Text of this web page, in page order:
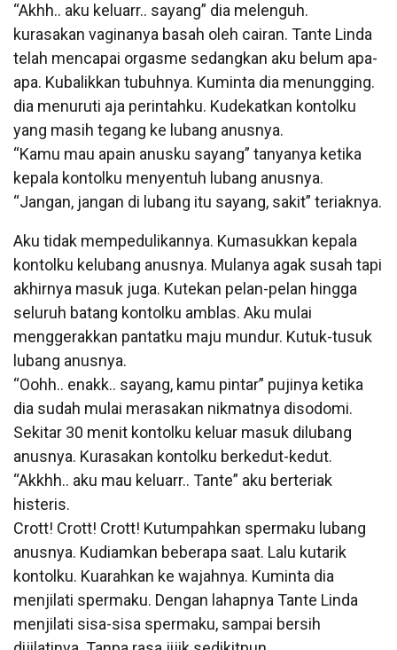
“Akhh.. aku keluarr.. sayang” dia melenguh.
kurasakan vaginanya basah oleh cairan. Tante Linda
telah mencapai orgasme sedangkan aku belum apa-
apa. Kubalikkan tubuhnya. Kuminta dia menungging.
dia menuruti aja perintahku. Kudekatkan kontolku
yang masih tegang ke lubang anusnya.
“Kamu mau apain anusku sayang” tanyanya ketika
kepala kontolku menyentuh lubang anusnya.
“Jangan, jangan di lubang itu sayang, sakit” teriaknya.
Aku tidak mempedulikannya. Kumasukkan kepala
kontolku kelubang anusnya. Mulanya agak susah tapi
akhirnya masuk juga. Kutekan pelan-pelan hingga
seluruh batang kontolku amblas. Aku mulai
menggerakkan pantatku maju mundur. Kutuk-tusuk
lubang anusnya.
“Oohh.. enakk.. sayang, kamu pintar” pujinya ketika
dia sudah mulai merasakan nikmatnya disodomi.
Sekitar 30 menit kontolku keluar masuk dilubang
anusnya. Kurasakan kontolku berkedut-kedut.
“Akkhh.. aku mau keluarr.. Tante” aku berteriak
histeris.
Crott! Crott! Crott! Kutumpahkan spermaku lubang
anusnya. Kudiamkan beberapa saat. Lalu kutarik
kontolku. Kuarahkan ke wajahnya. Kuminta dia
menjilati spermaku. Dengan lahapnya Tante Linda
menjilati sisa-sisa spermaku, sampai bersih